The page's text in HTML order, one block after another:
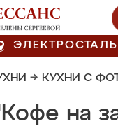
ЭЛЕКТРОСТАЛЬ
→ КУХНИ С
на